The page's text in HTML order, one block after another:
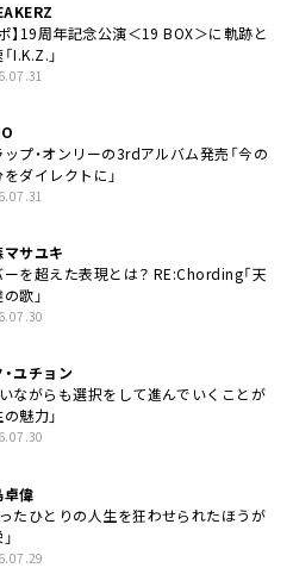
ポ】19周年記念公演＜19 BOX＞に軌跡と
I.K.Z.」
ップ・オンリーの3rdアルバム発売「今の
をダイレクトに」
マサユキ
ーを超えた表現とは？ RE:Chording「天
歌」
ユチョン
いながらも選択をして進んでいくことが
魅力」
卓偉
ったひとりの人生を狂わせられたほうが